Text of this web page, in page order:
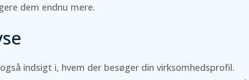
dem endnu mere.
indsigt i, hvem der besøger din virksomhedsprofil.